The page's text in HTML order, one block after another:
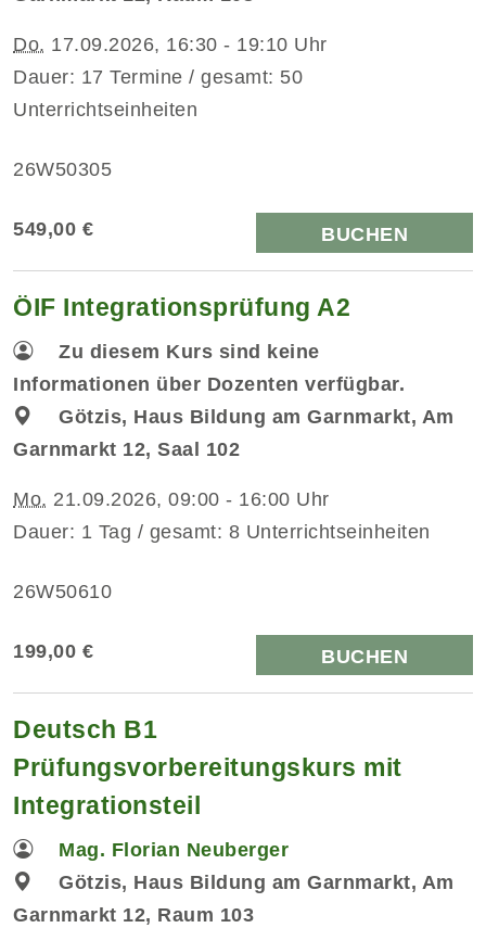
Do. 17.09.2026, 16:30 - 19:10 Uhr
Dauer: 17 Termine / gesamt: 50
Unterrichtseinheiten
26W50305
549,00 € BUCHEN
ÖIF Integrationsprüfung A2
Zu diesem Kurs sind keine
Informationen über Dozenten verfügbar.
Götzis, Haus Bildung am Garnmarkt, Am
Garnmarkt 12, Saal 102
Mo. 21.09.2026, 09:00 - 16:00 Uhr
Dauer: 1 Tag / gesamt: 8 Unterrichtseinheiten
26W50610
199,00 € BUCHEN
Deutsch B1
Prüfungsvorbereitungskurs mit
Integrationsteil
Mag. Florian Neuberger
Götzis, Haus Bildung am Garnmarkt, Am
Garnmarkt 12, Raum 103